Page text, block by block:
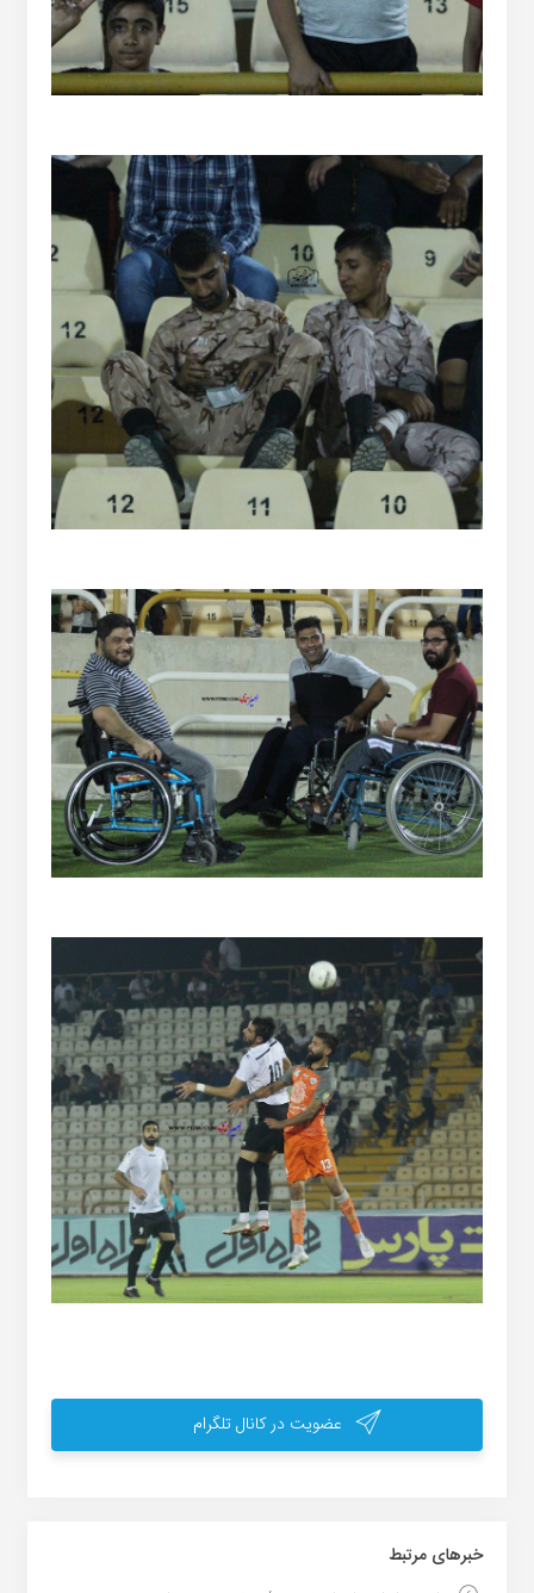
عضویت در کانال تلگرام
خبر‌های مرتبط